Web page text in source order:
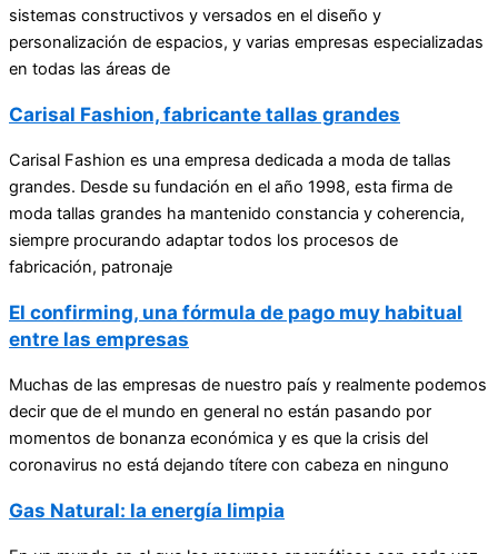
sistemas constructivos y versados en el diseño y
personalización de espacios, y varias empresas especializadas
en todas las áreas de
Carisal Fashion, fabricante tallas grandes
Carisal Fashion es una empresa dedicada a moda de tallas
grandes. Desde su fundación en el año 1998, esta firma de
moda tallas grandes ha mantenido constancia y coherencia,
siempre procurando adaptar todos los procesos de
fabricación, patronaje
El confirming, una fórmula de pago muy habitual
entre las empresas
Muchas de las empresas de nuestro país y realmente podemos
decir que de el mundo en general no están pasando por
momentos de bonanza económica y es que la crisis del
coronavirus no está dejando títere con cabeza en ninguno
Gas Natural: la energía limpia